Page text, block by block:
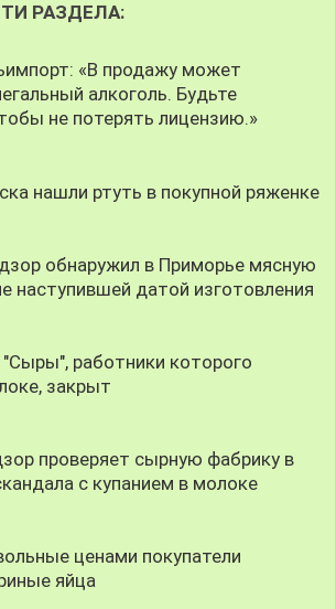
РАЗДЕЛА:
«В продажу может
алкоголь. Будьте
не потерять лицензию.»
нашли ртуть в покупной ряженке
обнаружил в Приморье мясную
наступившей датой изготовления
работники которого
закрыт
проверяет сырную фабрику в
с купанием в молоке
ценами покупатели
яйца